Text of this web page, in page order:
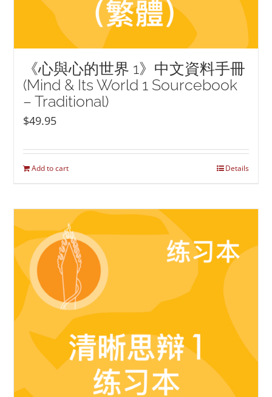
《心與心的世界 1》中文資料手冊
(Mind & Its World 1 Sourcebook
– Traditional)
$49.95
Add to cart Details